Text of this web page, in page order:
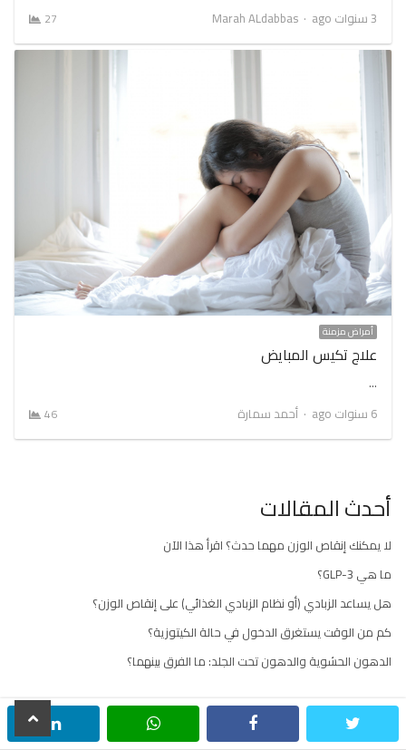
twitter
whatsapp
3 سنوات ago
Author
Marah ALdabbas
27
أمراض مزمنة
علاج تكيس المبايض
…
6 سنوات ago
Author
أحمد سمارة 46
أحدث المقالات
لا يمكنك إنقاص الوزن مهما حدث؟ اقرأ هذا الآن
ما هي GLP-3؟
هل يساعد الزبادي (أو نظام الزبادي الغذائي) على إنقاص الوزن؟
كم من الوقت يستغرق الدخول في حالة الكيتوزية؟
الدهون الحشوية والدهون تحت الجلد: ما الفرق بينهما؟
scroll
to